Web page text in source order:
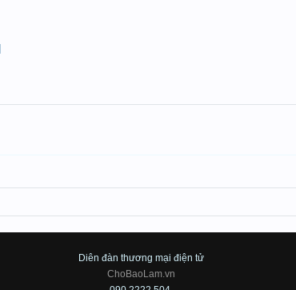
Diên đàn thương mại điện tử
ChoBaoLam.vn